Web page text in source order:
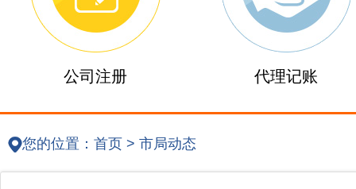
公司注册 代理记账
您的位置： 首页 > 市局动态